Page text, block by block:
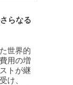
らなる
世界的
用の増
トが継
け、